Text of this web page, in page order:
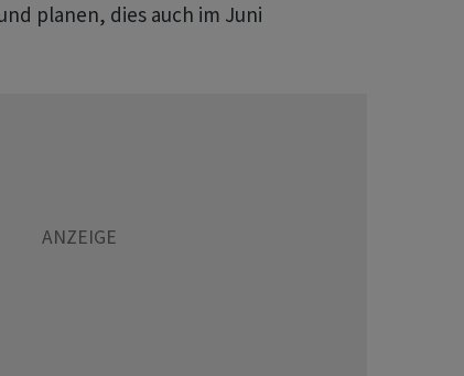
planen, dies auch ‌im Juni